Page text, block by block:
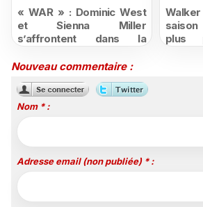
« WAR » : Dominic West
et Sienna Miller
s’affrontent dans la
de HBO Max dès le 2
plus
Nouveau commentaire :
Nom * :
Adresse email (non publiée) * :